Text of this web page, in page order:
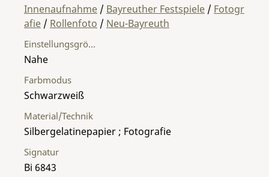
Material/Technik
Silbergelatinepapier ; Fotografie
Einstellungsgröße
Nahe
Farbmodus
Schwarzweiß
Signatur
Bi 6843
Innenaufnahme / Bayreuther Festspiele / Fotogr
afie / Rollenfoto / Neu-Bayreuth